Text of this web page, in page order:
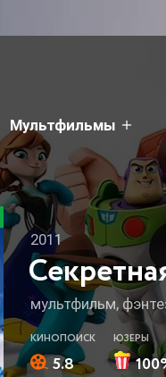
Мультфильмы
2011
мультфильм,
КИНОПОИСК
5.8
ЮЗЕРЫ